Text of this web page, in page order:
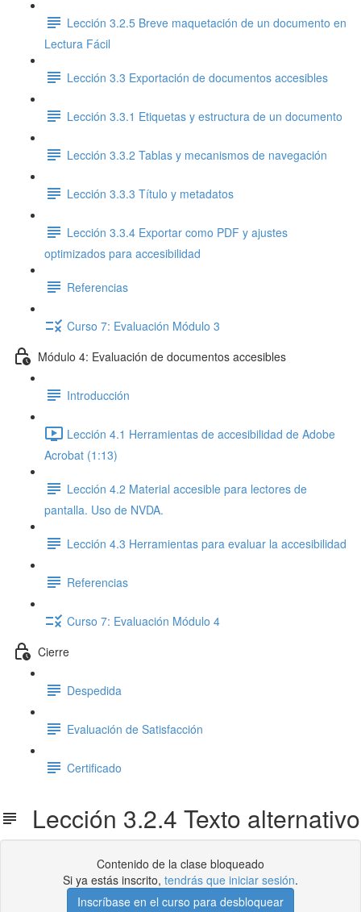
Lección 3.2.5 Breve maquetación de un documento en
Lectura Fácil
Lección 3.3 Exportación de documentos accesibles
Lección 3.3.1 Etiquetas y estructura de un documento
Lección 3.3.2 Tablas y mecanismos de navegación
Lección 3.3.3 Título y metadatos
Lección 3.3.4 Exportar como PDF y ajustes
optimizados para accesibilidad
Referencias
Curso 7: Evaluación Módulo 3
Módulo 4: Evaluación de documentos accesibles
Introducción
Lección 4.1 Herramientas de accesibilidad de Adobe
Acrobat (1:13)
Lección 4.2 Material accesible para lectores de
pantalla. Uso de NVDA.
Lección 4.3 Herramientas para evaluar la accesibilidad
Referencias
Curso 7: Evaluación Módulo 4
Cierre
Despedida
Evaluación de Satisfacción
Certificado
Lección 3.2.4 Texto alternativo
Contenido de la clase bloqueado
Si ya estás inscrito, tendrás que iniciar sesión.
Inscríbase en el curso para desbloquear